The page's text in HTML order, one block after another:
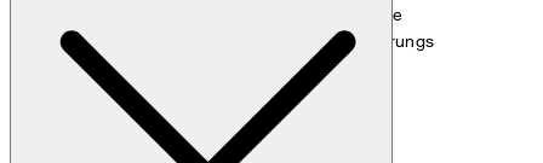
Fließende Qualität aus 100% Viskose
Hinweis: Enthält nichttextile Teile tierischen Ursprungs